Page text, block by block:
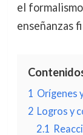
el
enseñanzas
1 Orígenes
2 Logros y
2.1